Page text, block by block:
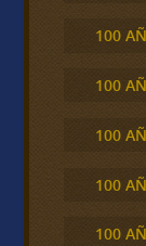
100
100
100
100
100